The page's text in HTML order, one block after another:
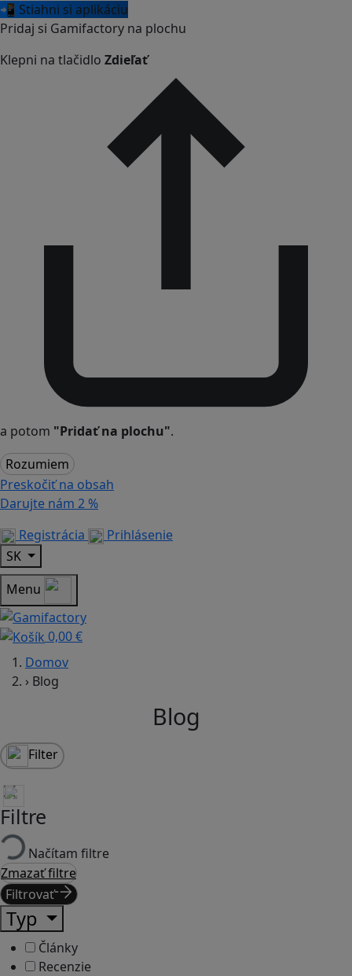
📲 Stiahni si aplikáciu
Pridaj si Gamifactory na plochu
Klepni na tlačidlo Zdieľať
a potom "Pridať na plochu".
Rozumiem
Preskočiť na obsah
Darujte nám 2 %
Registrácia
Prihlásenie
SK
Menu
0,00 €
Domov
› Blog
Blog
Filter
Filtre
Načítam filtre
Zmazať filtre
Filtrovať
Typ
Články
Recenzie